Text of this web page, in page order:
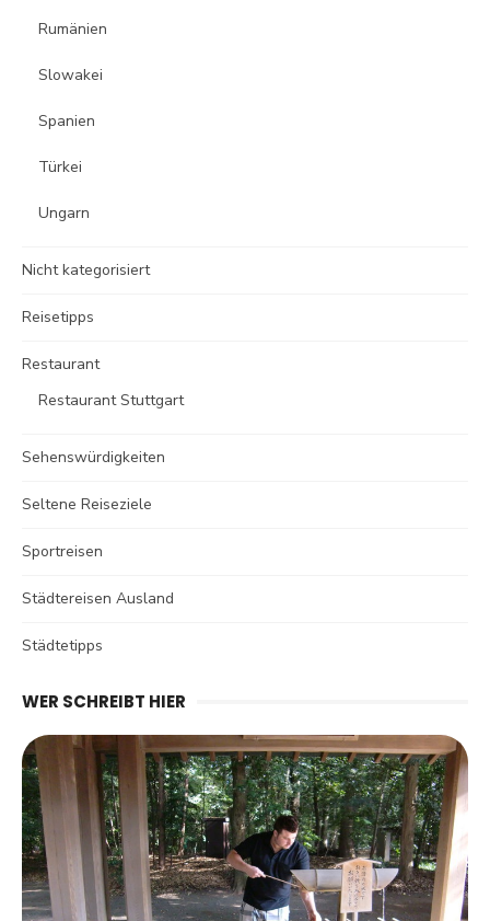
Rumänien
Slowakei
Spanien
Türkei
Ungarn
Nicht kategorisiert
Reisetipps
Restaurant
Restaurant Stuttgart
Sehenswürdigkeiten
Seltene Reiseziele
Sportreisen
Städtereisen Ausland
Städtetipps
WER SCHREIBT HIER